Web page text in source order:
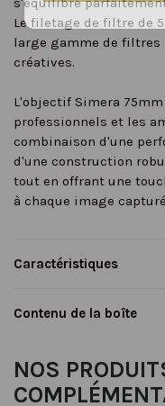
Le filetage de filtre de
large gamme de
créatives.
L'objectif Simera
professionnels et les
combinaison d'une
d'une construction
tout en offrant une
à chaque image
Caractéristiques
Contenu de la boîte
NOS